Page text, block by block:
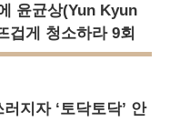
윤균상(Yun Kyun
겁게 청소하라 9회
지자 ‘토닥토닥’ 안